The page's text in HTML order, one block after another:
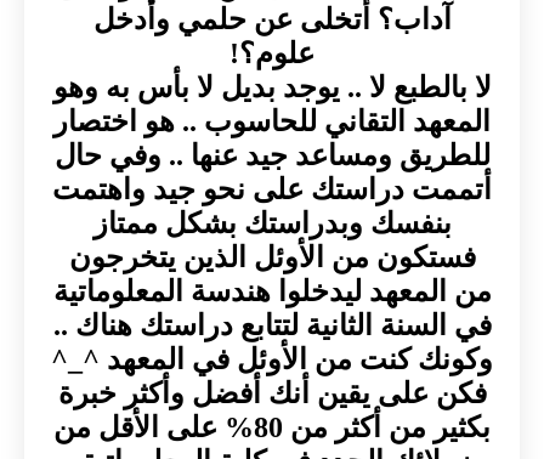
آداب؟ أتخلى عن حلمي وأدخل
علوم؟!
لا بالطبع لا .. يوجد بديل لا بأس به وهو
المعهد التقاني للحاسوب .. هو اختصار
للطريق ومساعد جيد عنها .. وفي حال
أتممت دراستك على نحو جيد واهتمت
بنفسك وبدراستك بشكل ممتاز
فستكون من الأوئل الذين يتخرجون
من المعهد ليدخلوا هندسة المعلوماتية
في السنة الثانية لتتابع دراستك هناك ..
وكونك كنت من الأوئل في المعهد ^_^
فكن على يقين أنك أفضل وأكثر خبرة
بكثير من أكثر من 80% على الأقل من